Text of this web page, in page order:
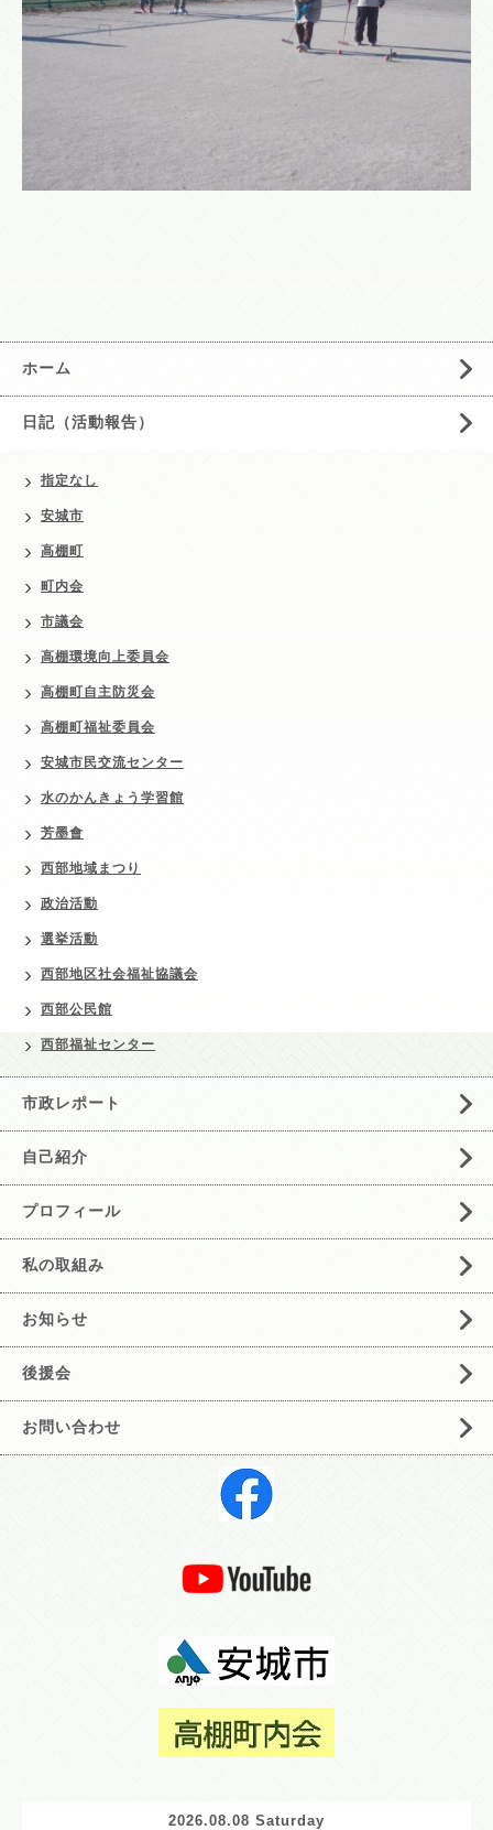
ホーム
日記（活動報告）
指定なし
安城市
高棚町
町内会
市議会
高棚環境向上委員会
高棚町自主防災会
高棚町福祉委員会
安城市民交流センター
水のかんきょう学習館
芳墨會
西部地域まつり
政治活動
選挙活動
西部地区社会福祉協議会
西部公民館
西部福祉センター
市政レポート
自己紹介
プロフィール
私の取組み
お知らせ
後援会
お問い合わせ
2026.08.08 Saturday